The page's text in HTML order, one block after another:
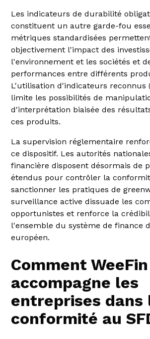
Les indicateurs de durabilité
constituent un autre garde-fou
métriques standardisées
objectivement l'impact des
l'environnement et les sociétés et
performances entre différents
L'utilisation d'indicateurs reconnus
limite les possibilités de
d'interprétation biaisée des
ces produits.
La supervision réglementaire
ce dispositif. Les autorités
financière disposent désormais de
étendus pour contrôler la
sanctionner les pratiques de
surveillance active dissuade les
opportunistes et renforce la
l'ensemble du système de finance
européen.
Comment WeeFin
accompagne les
entreprises dans
conformité au